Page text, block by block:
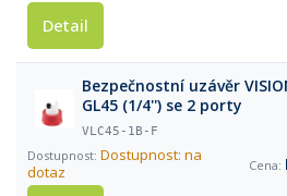
Detail
Bezpečnostní uzávěr
GL45 (1/4'') se 2 porty
VLC45-1B-F
Dostupnost: na
dotaz